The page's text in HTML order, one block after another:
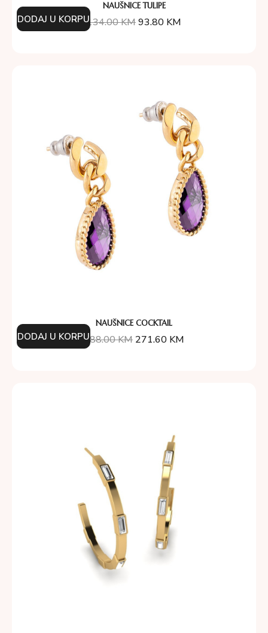
NAUŠNICE TULIPE
134.00KM93.80 KM
DODAJ U KORPU
NAUŠNICE COCKTAIL
388.00KM 271.60 KM
DODAJ U KORPU